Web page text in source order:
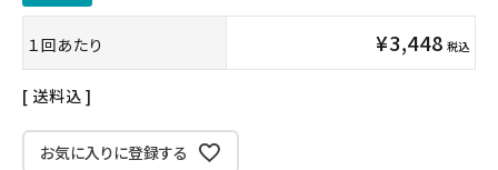
キッズ・ベビー・マタニティ
キッチン用品
フード・ドリンク
１回あたり ¥3,448 税込
送料込
お気に入りに登録する